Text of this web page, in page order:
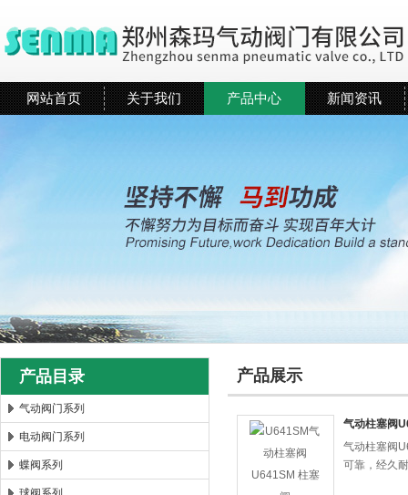
郑州森玛自控阀门有限公司
网站首页 关于我们 产品中心 新闻资讯
产品目录
气动阀门系列
电动阀门系列
蝶阀系列
产品展示
气动柱塞阀
气动柱塞阀
可靠，经久